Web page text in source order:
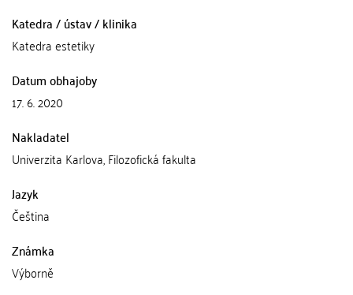
Katedra / ústav / klinika
Katedra estetiky
Datum obhajoby
17. 6. 2020
Nakladatel
Univerzita Karlova, Filozofická fakulta
Jazyk
Čeština
Známka
Výborně